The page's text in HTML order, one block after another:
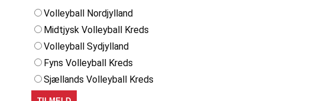
Volleyball Nordjylland
Midtjysk Volleyball Kreds
Volleyball Sydjylland
Fyns Volleyball Kreds
Sjællands Volleyball Kreds